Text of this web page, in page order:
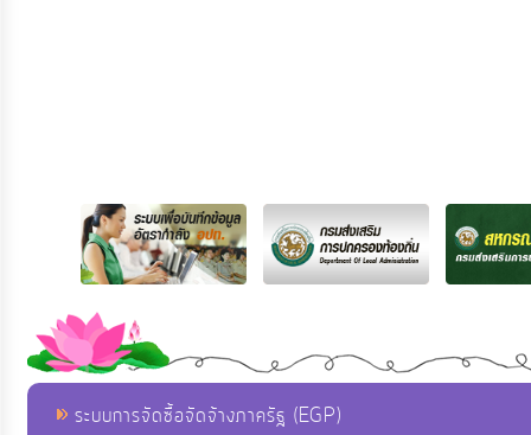
ระบบการจัดซื้อจัดจ้างภาครัฐ (EGP)